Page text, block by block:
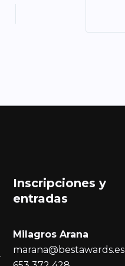
Inscripciones y
entradas
Milagros Arana
marana@bestawards.es